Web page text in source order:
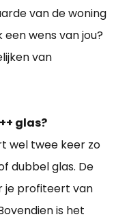
van de woning
wens van jou?
van
glas?
wel twee keer zo
dubbel glas. De
je profiteert van
is het